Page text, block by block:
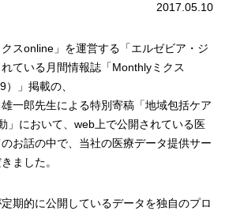
2017.05.10
スonline」を運営する「エルゼビア・ジ
ている月間情報誌「Monthlyミクス
）」掲載の、
一郎先生による特別寄稿「地域包括ケア
」において、web上で公開されている医
お話の中で、当社の医療データ提供サー
ました。
期的に公開しているデータを独自のプロ